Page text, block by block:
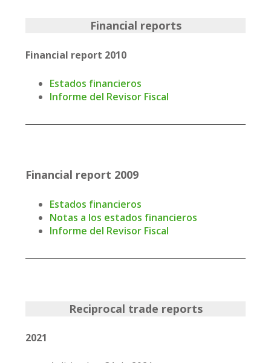
Financial reports
Financial report 2010
Estados financieros
Informe del Revisor Fiscal
Financial report 2009
Estados financieros
Notas a los estados financieros
Informe del Revisor Fiscal
Reciprocal trade reports
2021